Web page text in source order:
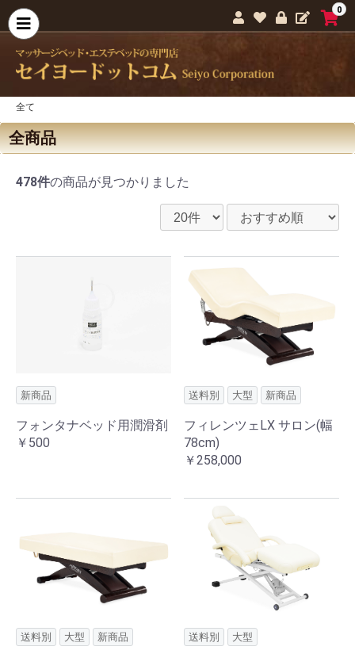
0
全て
全商品
478件の商品が見つかりました
新商品
フォンタナベッド用潤滑剤
￥500
送料別 大型 新商品
フィレンツェLX サロン(幅
78cm)
￥258,000
送料別 大型 新商品 送料別 大型